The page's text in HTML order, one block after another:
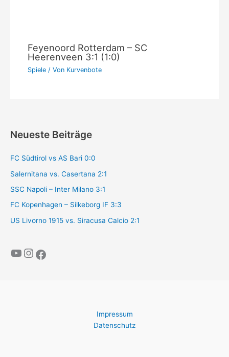
Feyenoord Rotterdam – SC
Heerenveen 3:1 (1:0)
Spiele / Von Kurvenbote
Neueste Beiträge
FC Südtirol vs AS Bari 0:0
Salernitana vs. Casertana 2:1
SSC Napoli – Inter Milano 3:1
FC Kopenhagen – Silkeborg IF 3:3
US Livorno 1915 vs. Siracusa Calcio 2:1
YouTube Instagram Facebook
Impressum
Datenschutz